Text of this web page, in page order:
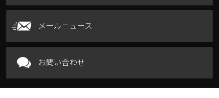
メールニュース
お問い合わせ